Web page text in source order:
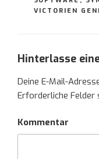
VICTORIEN
Hinterlasse
Deine E-Mail-
Erforderliche Felder
Kommentar